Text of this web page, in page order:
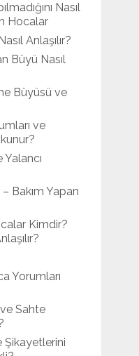
Nasıl
Hocalar
Anlaşılır?
Büyü Nasıl
Büyüsü ve
ve
Bakım Yapan
Kimdir?
Yorumları
Sahte
Şikayetlerini